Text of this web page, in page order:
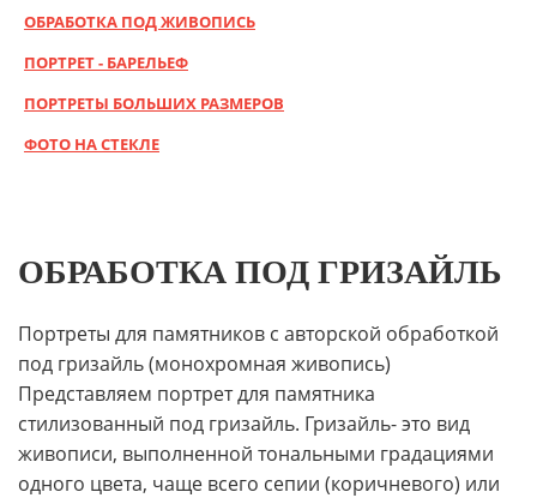
ОБРАБОТКА ПОД ЖИВОПИСЬ
ПОРТРЕТ - БАРЕЛЬЕФ
ПОРТРЕТЫ БОЛЬШИХ РАЗМЕРОВ
ФОТО НА СТЕКЛЕ
ОБРАБОТКА ПОД ГРИЗАЙЛЬ
Портреты для памятников с авторской обработкой
под гризайль (монохромная живопись)
Представляем портрет для памятника
стилизованный под гризайль. Гризайль- это вид
живописи, выполненной тональными градациями
одного цвета, чаще всего сепии (коричневого) или